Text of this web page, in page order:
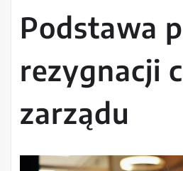
Podstawa
rezygnacji
zarządu